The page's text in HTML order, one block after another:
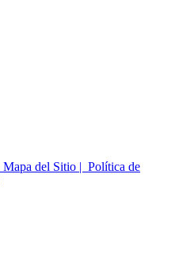
Mapa del Sitio |
Política de